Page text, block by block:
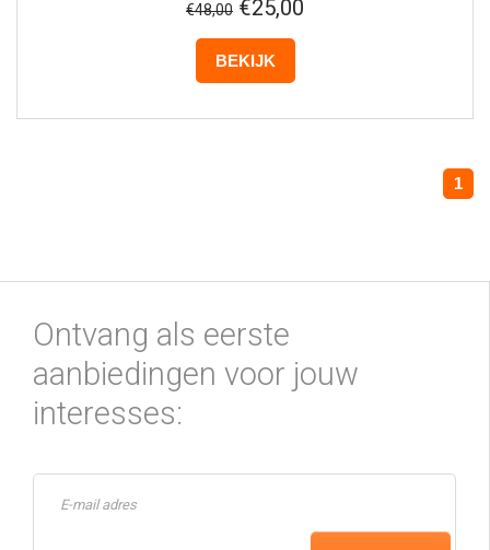
€48,00 €25,00
BEKIJK
1
Ontvang als eerste
aanbiedingen voor jouw
interesses: